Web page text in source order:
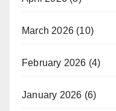
March 2026 (10)
February 2026 (4)
January 2026 (6)